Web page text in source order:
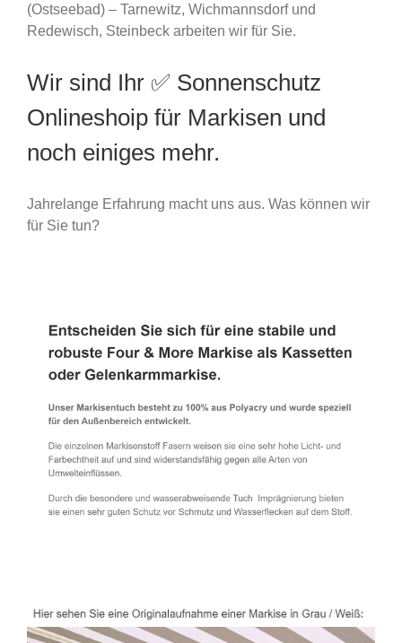
(Ostseebad) – Tarnewitz, Wichmannsdorf und
Redewisch, Steinbeck arbeiten wir für Sie.
Wir sind Ihr ✅ Sonnenschutz
Onlineshoip für Markisen und
noch einiges mehr.
Jahrelange Erfahrung macht uns aus. Was können wir
für Sie tun?